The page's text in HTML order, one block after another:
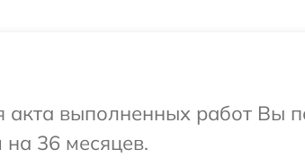
акта выполненных работ Вы
на 36 месяцев.